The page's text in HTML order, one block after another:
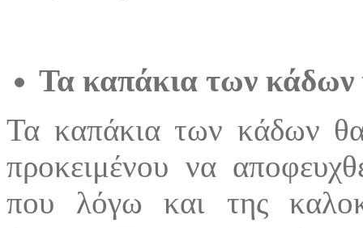
Τα καπάκια των κάδων
Τα καπάκια των κάδων θα
προκειμένου να
που λόγω και της